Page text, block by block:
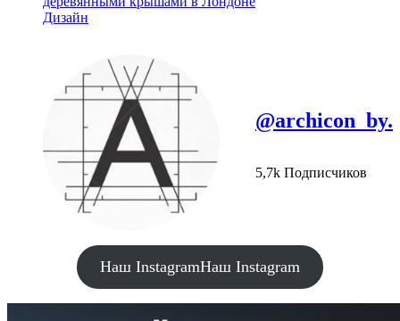
Дизайн
@archicon_by.
5,7k Подписчиков
Наш InstagramНаш Instagram